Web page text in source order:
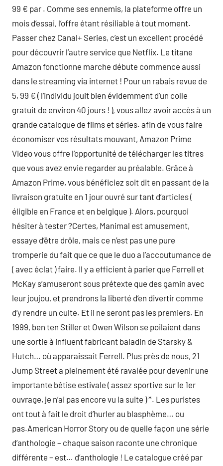
99 € par . Comme ses ennemis, la plateforme offre un
mois d’essai, l’offre étant résiliable à tout moment.
Passer chez Canal+ Series, c’est un excellent procédé
pour découvrir l’autre service que Netflix. Le titane
Amazon fonctionne marche débute commence aussi
dans le streaming via internet ! Pour un rabais revue de
5, 99 € ( l’individu jouit bien évidemment d’un colle
gratuit de environ 40 jours ! ), vous allez avoir accès à un
grande catalogue de films et séries. afin de vous faire
économiser vos résultats mouvant, Amazon Prime
Video vous offre l’opportunité de télécharger les titres
que vous avez envie regarder au préalable. Grâce à
Amazon Prime, vous bénéficiez soit dit en passant de la
livraison gratuite en 1 jour ouvré sur tant d’articles (
éligible en France et en belgique ). Alors, pourquoi
hésiter à tester ?Certes, Manimal est amusement,
essaye d’être drôle, mais ce n’est pas une pure
tromperie du fait que ce que le duo a l’accoutumance de
( avec éclat ) faire. Il y a efficient à parier que Ferrell et
McKay s’amuseront sous prétexte que des gamin avec
leur joujou, et prendrons la liberté d’en divertir comme
d’y rendre un culte. Et il ne seront pas les premiers. En
1999, ben ten Stiller et Owen Wilson se poilaient dans
une sortie à influent fabricant baladin de Starsky &
Hutch… où apparaissait Ferrell. Plus près de nous, 21
Jump Street a pleinement été ravalée pour devenir une
importante bêtise estivale ( assez sportive sur le 1er
ouvrage, je n’ai pas encore vu la suite ) *. Les puristes
ont tout à fait le droit d’hurler au blasphème… ou
pas.American Horror Story ou de quelle façon une série
d’anthologie – chaque saison raconte une chronique
différente – est… d’anthologie ! Le catalogue créé par